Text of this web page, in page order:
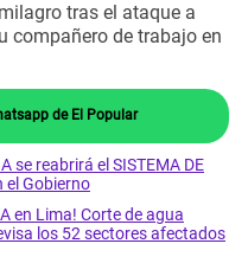
tras el ataque a
compañero de trabajo en
de El Popular
se reabrirá el SISTEMA DE
el Gobierno
en Lima! Corte de agua
los 52 sectores afectados